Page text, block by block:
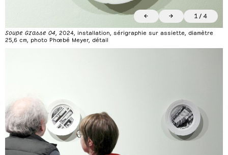
← → 1 /4
Soupe Grasse 04, 2024, installation, sérigraphie sur assiette, diamètre
25,6 cm, photo Phœbé Meyer, détail